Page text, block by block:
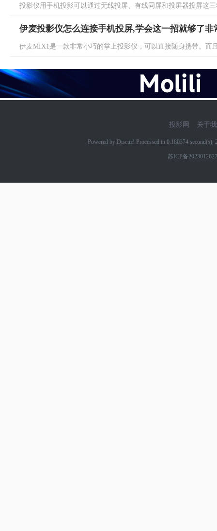
投影仪用手机投影可以通过无线投屏、有线同屏和投屏器投屏这
伊麦投影仪怎么连接手机投屏,学会这一招就够了非
伊麦MIX1是一款非常小巧的掌上投影仪，可以直接随身携带。而
投影网 关于
Powered by Discuz! Processed in 0.180374
苏ICP备